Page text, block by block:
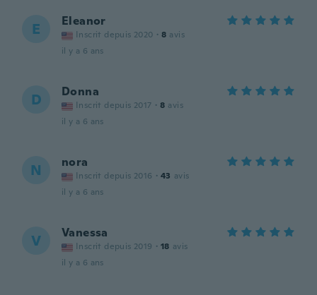
E Eleanor
Inscrit depuis 2020 · 8 avis
il y a 6 ans
D Donna
Inscrit depuis 2017 · 8 avis
il y a 6 ans
N nora
Inscrit depuis 2016 · 43 avis
il y a 6 ans
V Vanessa
Inscrit depuis 2019 · 18 avis
il y a 6 ans